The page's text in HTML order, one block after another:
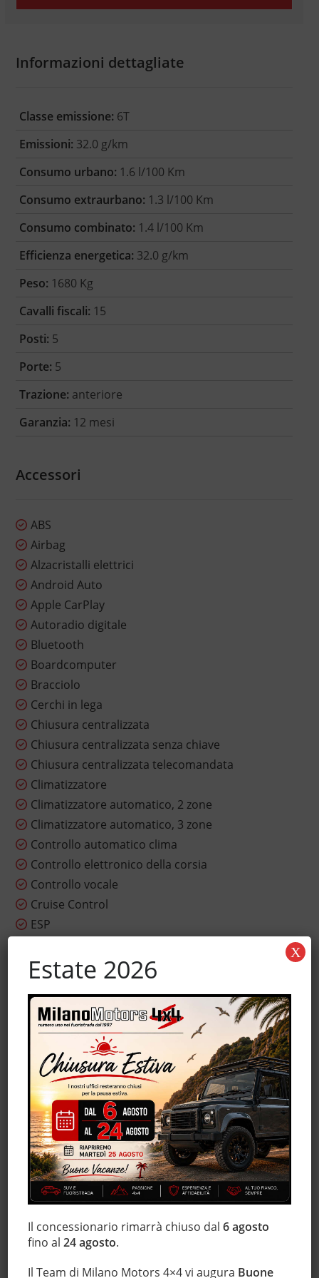
Informazioni dettagliate
Classe emissione: 6T
Emissioni: 32.0 g/km
Consumo urbano: 1.6 l/100 Km
Consumo extraurbano: 1.3 l/100 Km
Consumo combinato: 1.4 l/100 Km
Efficienza energetica: 32.0 g/km
Peso: 1680 Kg
Cavalli fiscali: 15
Posti: 5
Porte: 5
Trazione: anteriore
Garanzia: 12 mesi
Accessori
ABS
Airbag
Alzacristalli elettrici
Android Auto
Apple CarPlay
Autoradio digitale
Bluetooth
Boardcomputer
Bracciolo
Cerchi in lega
Chiusura centralizzata
Chiusura centralizzata senza chiave
Chiusura centralizzata telecomandata
Climatizzatore
Climatizzatore automatico, 2 zone
Climatizzatore automatico, 3 zone
Controllo automatico clima
Controllo elettronico della corsia
Controllo vocale
Cruise Control
ESP
Fendinebbia
Freno di stazionamento elettrico
Hill holder
Interni in pelle
Isofix
Leve al volante
Luci diurne
Marmitta catalitica
Monitoraggio pressione pneumatici
MP3
Pacchetto sportivo
Schermo multifunzione interamente digitale
Sedile posteriore sdoppiato
Sedili sportivi
Sensore di pioggia
Estate 2026
Il concessionario rimarrà chiuso dal6 agosto
fino al24 agosto.
Il Team di Milano Motors 4×4 vi augura Buone
X